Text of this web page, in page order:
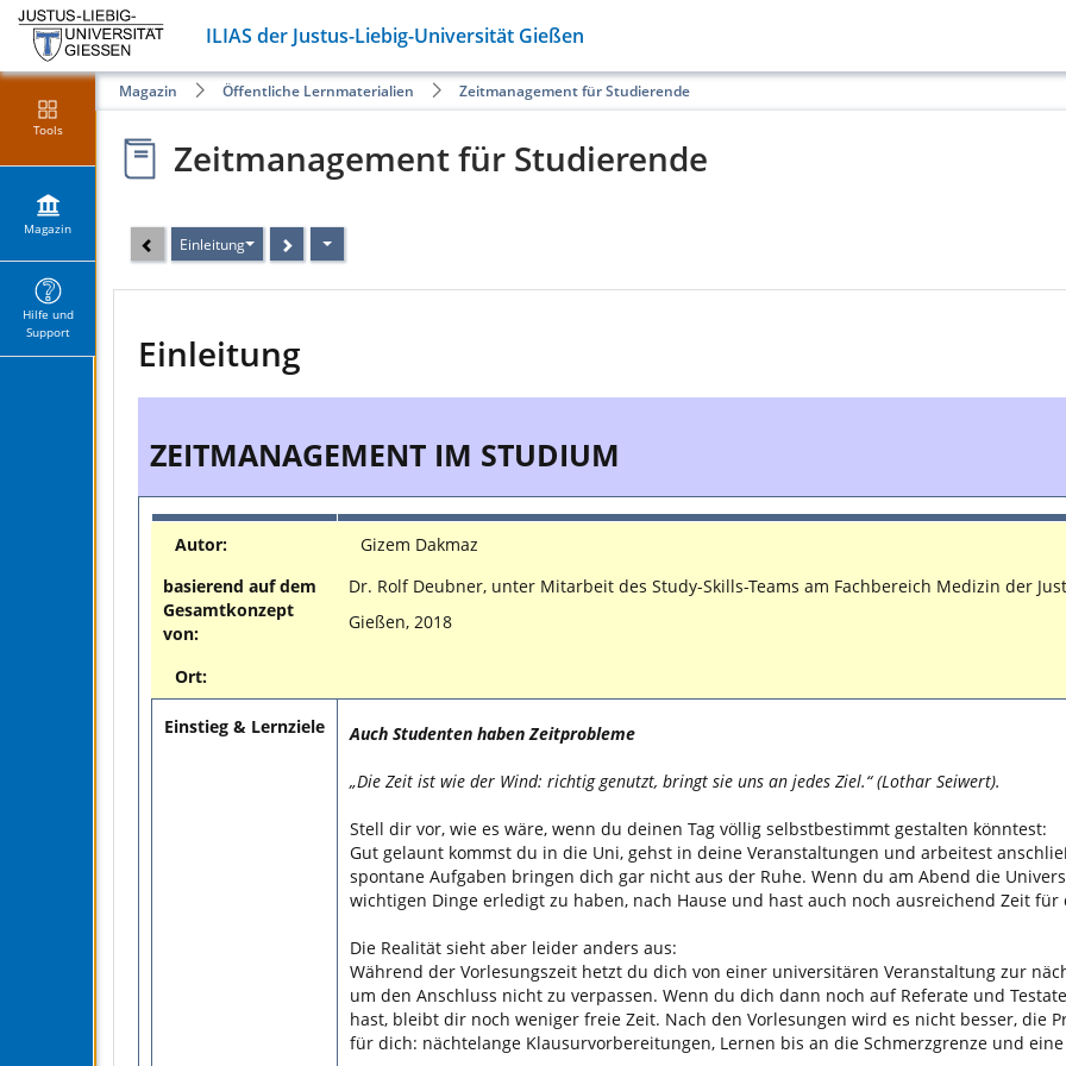
ILIAS der Justus-Liebig-Universität Gießen
Tools
Magazin
Hilfe und
Support
Magazin Öffentliche Lernmaterialien Zeitmanagement für Studierende
Zeitmanagement für Studierende
Einleitung
Einleitung
ZEITMANAGEMENT IM STUDIUM
Autor:
basierend auf dem
Gesamtkonzept
von:
Ort:
Gizem Dakmaz
Dr. Rolf Deubner, unter Mitarbeit des Study-Skills-Teams am Fachbereich Medizin der
Gießen, 2018
Einstieg & Lernziele Auch Studenten haben Zeitprobleme
„Die Zeit ist wie der Wind: richtig genutzt, bringt sie uns an jedes Ziel.“ (Lothar Seiwert).
Stell dir vor, wie es wäre, wenn du deinen Tag völlig selbstbestimmt gestalten könntest:
Gut gelaunt kommst du in die Uni, gehst in deine Veranstaltungen und arbeitest
spontane Aufgaben bringen dich gar nicht aus der Ruhe. Wenn du am Abend die
wichtigen Dinge erledigt zu haben, nach Hause und hast auch noch ausreichend Zeit für
Die Realität sieht aber leider anders aus:
Während der Vorlesungszeit hetzt du dich von einer universitären Veranstaltung zur
um den Anschluss nicht zu verpassen. Wenn du dich dann noch auf Referate und
hast, bleibt dir noch weniger freie Zeit. Nach den Vorlesungen wird es nicht besser, die
für dich: nächtelange Klausurvorbereitungen, Lernen bis an die Schmerzgrenze und